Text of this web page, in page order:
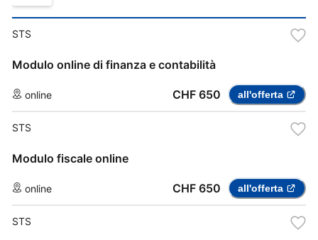
STS
Modulo online di finanza e contabilità
online CHF 650 all'offerta
STS
Modulo fiscale online
online CHF 650 all'offerta
STS